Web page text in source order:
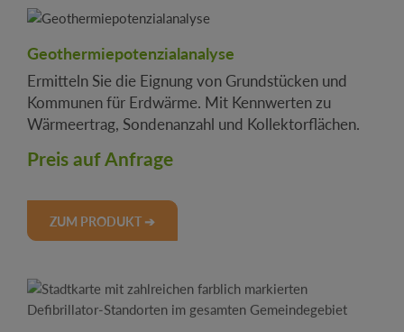
Geothermiepotenzialanalyse
Ermitteln Sie die Eignung von Grundstücken und
Kommunen für Erdwärme. Mit Kennwerten zu
Wärmeertrag, Sondenanzahl und Kollektorflächen.
Preis auf Anfrage
ZUM PRODUKT ➔